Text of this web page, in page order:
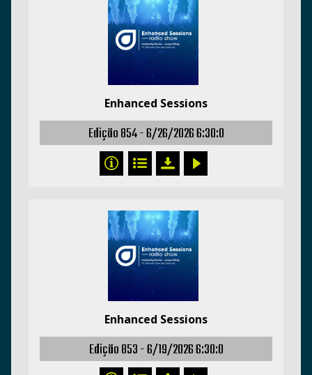
Enhanced Sessions
Edição 854 -6/26/2026 6:30:0
Enhanced Sessions
Edição 853 -6/19/2026 6:30:0